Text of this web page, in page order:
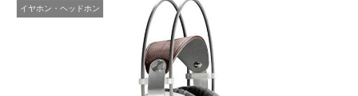
イヤホン・ヘッドホン